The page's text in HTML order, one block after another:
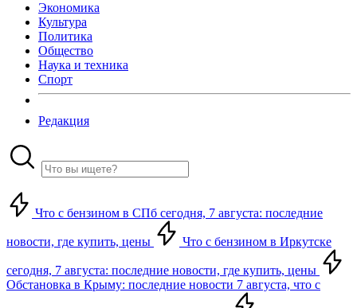
Экономика
Культура
Политика
Общество
Наука и техника
Спорт
Редакция
Что с бензином в СПб сегодня, 7 августа: последние
новости, где купить, цены Что с бензином в Иркутске
сегодня, 7 августа: последние новости, где купить, цены
Обстановка в Крыму: последние новости 7 августа, что с